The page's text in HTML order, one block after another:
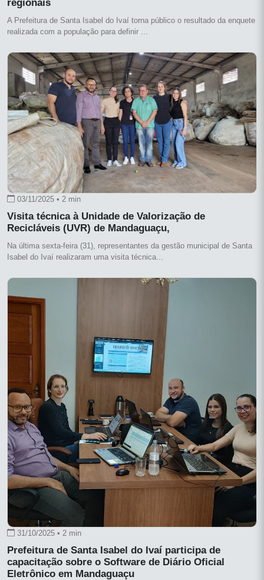
regionais
A Prefeitura de Santa Isabel do Ivaí torna público o resultado da enquete
realizada com a população para definir ...
03/11/2025 • 2 min
Visita técnica à Unidade de Valorização de
Recicláveis (UVR) de Mandaguaçu,
Na última sexta-feira (31), representantes da gestão municipal de Santa
Isabel do Ivaí realizaram uma visita técnica...
31/10/2025 • 2 min
Prefeitura de Santa Isabel do Ivaí participa de
capacitação sobre o Software de Diário Oficial
Eletrônico em Mandaguaçu